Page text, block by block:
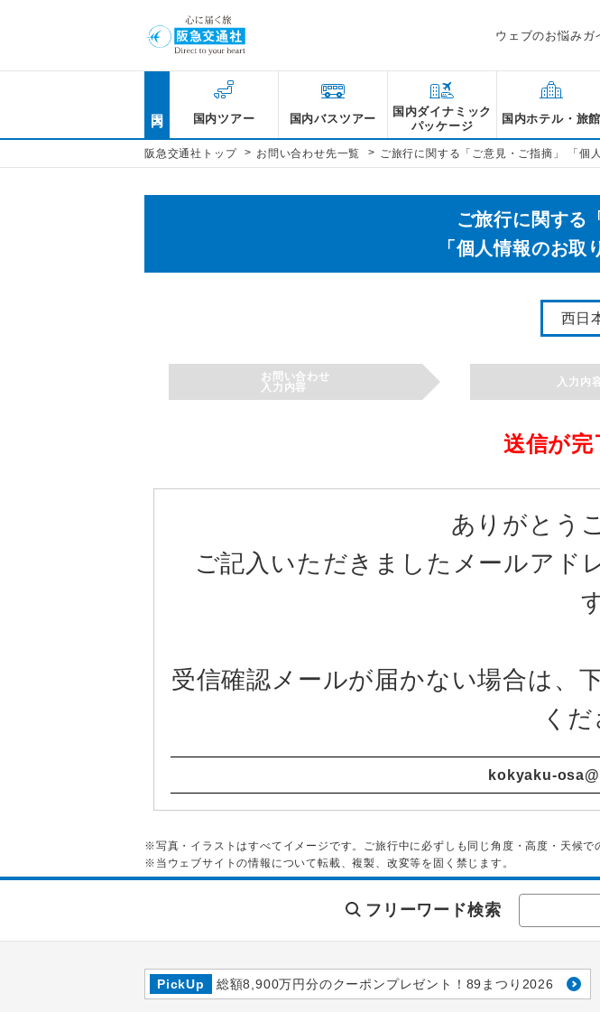
ウェブのお悩みガ
国内ツアー 国内バスツアー
国内ダイナミック
パッケージ
国内ホテル・旅館
阪急交通社トップ > お問い合わせ先一覧 > ご旅行に関する「ご意見・ご指摘」 「個
ご旅行に関する
「個人情報のお取
西日
お問い合わせ
入力内容
入力内
送信が完
ありがとう
ご記入いただきましたメールアド
受信確認メールが届かない場合は、
くだ
kokyaku-
※写真・イラストはすべてイメージです。ご旅行中に必ずしも同じ角度・高度・天候で
※当ウェブサイトの情報について転載、複製、改変等を固く禁じます。
フリーワード検索
PickUp 総額8,900万円分のクーポンプレゼント！89まつり2026